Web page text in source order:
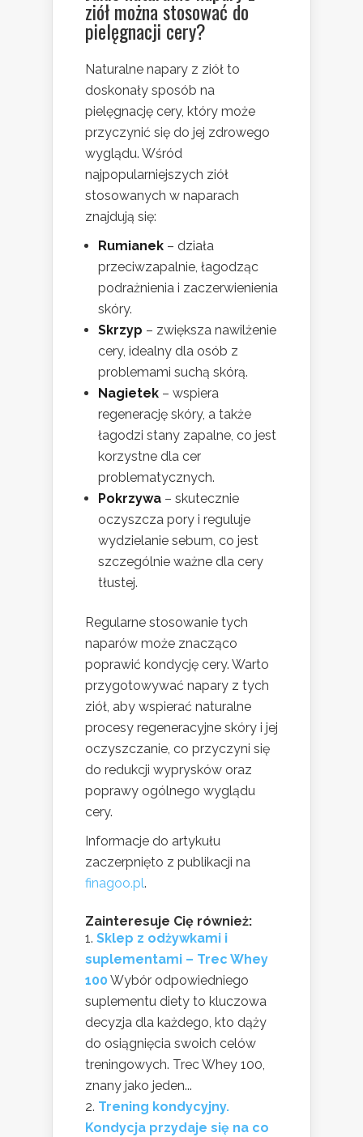
ziół można stosować do
pielęgnacji cery?
Naturalne napary z ziół to
doskonały sposób na
pielęgnację cery, który może
przyczynić się do jej zdrowego
wyglądu. Wśród
najpopularniejszych ziół
stosowanych w naparach
znajdują się:
Rumianek – działa
przeciwzapalnie, łagodząc
podrażnienia i zaczerwienienia
skóry.
Skrzyp – zwiększa nawilżenie
cery, idealny dla osób z
problemami suchą skórą.
Nagietek – wspiera
regenerację skóry, a także
łagodzi stany zapalne, co jest
korzystne dla cer
problematycznych.
Pokrzywa – skutecznie
oczyszcza pory i reguluje
wydzielanie sebum, co jest
szczególnie ważne dla cery
tłustej.
Regularne stosowanie tych
naparów może znacząco
poprawić kondycję cery. Warto
przygotowywać napary z tych
ziół, aby wspierać naturalne
procesy regeneracyjne skóry i jej
oczyszczanie, co przyczyni się
do redukcji wyprysków oraz
poprawy ogólnego wyglądu
cery.
Informacje do artykułu
zaczerpnięto z publikacji na
finagoo.pl.
Zainteresuje Cię również:
Sklep z odżywkami i
suplementami – Trec Whey
100Wybór odpowiedniego
suplementu diety to kluczowa
decyzja dla każdego, kto dąży
do osiągnięcia swoich celów
treningowych. Trec Whey 100,
znany jako jeden...
Trening kondycyjny.
Kondycja przydaje się na co